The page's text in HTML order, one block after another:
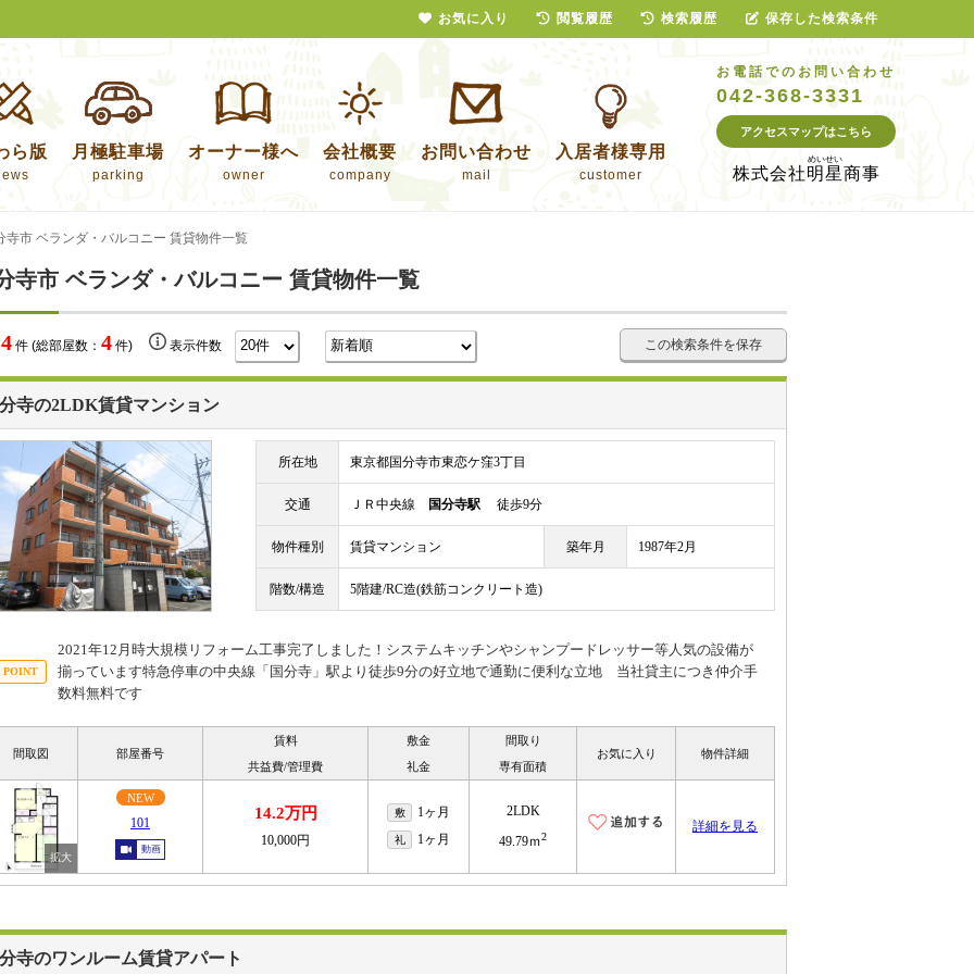
ら版 月極駐車場
parking
オーナー様へ
owner
会社概要
company
お問い合わせ
mail
入居者様専用
customer
お電話でのお問い合わせ
042-368-3331
アクセスマップはこちら
株式会社明星商事
寺市 ベランダ・バルコニー 賃貸物件一覧
寺市 ベランダ・バルコニー 賃貸物件一覧
4 件 (総部屋数： 4 件) 表示件数 この検索条件を保存
寺の2LDK賃貸マンション
所在地 東京都国分寺市東恋ケ窪3丁目
交通 ＪＲ中央線 国分寺駅 徒歩9分
物件種別 賃貸マンション 築年月 1987年2月
階数/構造 5階建/RC造(鉄筋コンクリート造)
2021年12月時大規模リフォーム工事完了しました！システムキッチンやシャンプードレッサー等人気の設備が
揃っています特急停車の中央線「国分寺」駅より徒歩9分の好立地で通勤に便利な立地 当社貸主につき仲介手
数料無料です
間取図 部屋番号
賃料
共益費/管理費
敷金
礼金
間取り
専有面積
お気に入り 物件詳細
NEW
101
動画
14.2万円
10,000円
敷 1ヶ月
礼 1ヶ月
2LDK
49.79ｍ2
詳細を見る
寺のワンルーム賃貸アパート
お気に入り 閲覧履歴 検索履歴 保存した検索条件